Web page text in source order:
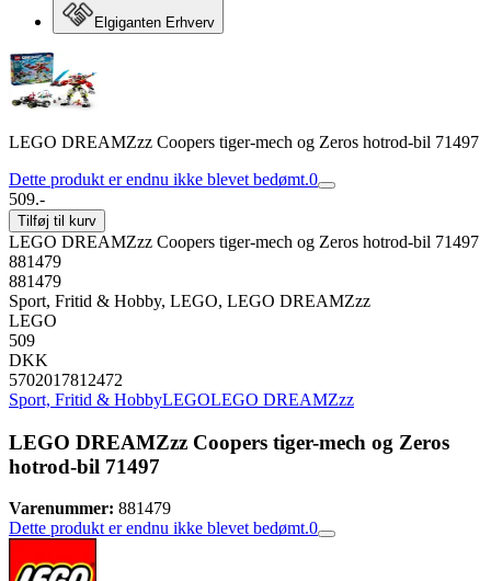
Elgiganten Erhverv
LEGO DREAMZzz Coopers tiger-mech og Zeros hotrod-bil 71497
Dette produkt er endnu ikke blevet bedømt.0
509.-
Tilføj til kurv
LEGO DREAMZzz Coopers tiger-mech og Zeros hotrod-bil 71497
881479
881479
Sport, Fritid & Hobby, LEGO, LEGO DREAMZzz
LEGO
509
DKK
5702017812472
Sport, Fritid & HobbyLEGOLEGO DREAMZzz
LEGO DREAMZzz Coopers tiger-mech og Zeros
hotrod-bil 71497
Varenummer: 881479
Dette produkt er endnu ikke blevet bedømt.0